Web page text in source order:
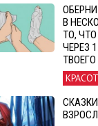
В
ТО,
ЧЕРЕЗ